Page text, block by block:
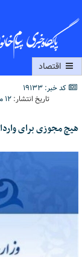
اقتصاد
کد خبر: 19133
تاریخ انتشار:۱۲ مرداد ۱۴۰۴ - ۲۰:۲۱
هیچ مجوزی برای